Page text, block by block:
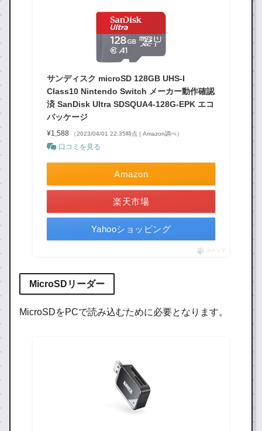
サンディスク microSD 128GB UHS-I
Class10 Nintendo Switch メーカー動作確認
済 SanDisk Ultra SDSQUA4-128G-EPK エコ
パッケージ
¥1,588 （2023/04/01 22:35時点 | Amazon調べ）
口コミを見る
Amazon
楽天市場
Yahooショッピング
ポチップ
MicroSDリーダー
MicroSDをPCで読み込むために必要となります。